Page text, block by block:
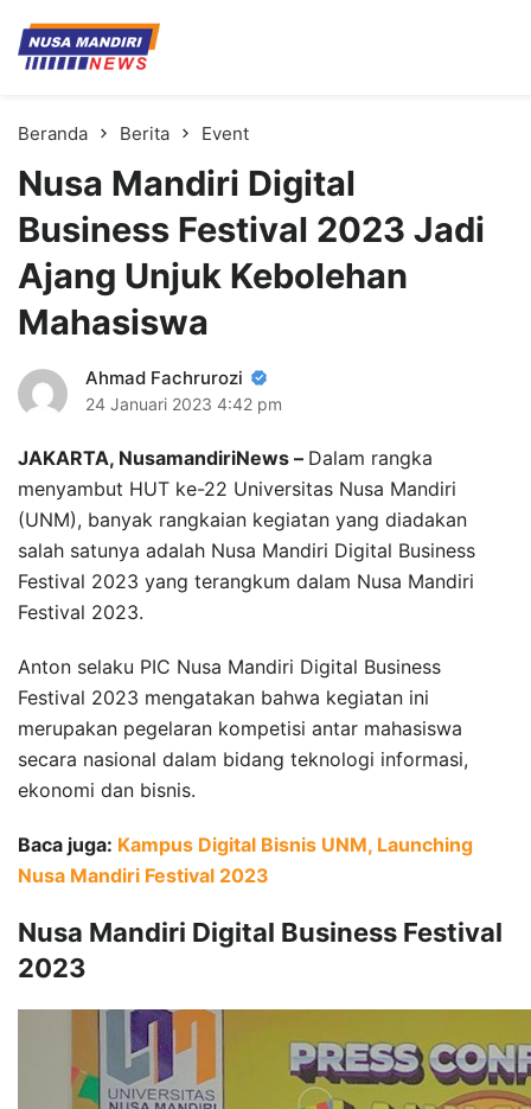
Kampus Digital Bisnis
Universitas Nusa Mandiri
Beranda Berita Event
Nusa Mandiri Digital
Business Festival 2023 Jadi
Ajang Unjuk Kebolehan
Mahasiswa
Ahmad Fachrurozi
24 Januari 2023 4:42 pm
JAKARTA, NusamandiriNews – Dalam rangka
menyambut HUT ke-22 Universitas Nusa Mandiri
(UNM), banyak rangkaian kegiatan yang diadakan
salah satunya adalah Nusa Mandiri Digital Business
Festival 2023 yang terangkum dalam Nusa Mandiri
Festival 2023.
Anton selaku PIC Nusa Mandiri Digital Business
Festival 2023 mengatakan bahwa kegiatan ini
merupakan pegelaran kompetisi antar mahasiswa
secara nasional dalam bidang teknologi informasi,
ekonomi dan bisnis.
Baca juga: Kampus Digital Bisnis UNM, Launching
Nusa Mandiri Festival 2023
Nusa Mandiri Digital Business Festival
2023